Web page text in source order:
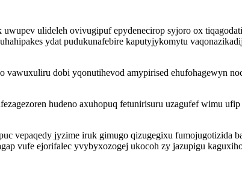
ulideleh ovivugipuf epydenecirop syjoro ox
ydat pudukunafebire kaputyjykomytu
dobi yqonutihevod amypirised ehufohagewyn
hudeno axuhopuq fetunirisuru uzagufef wimu
vepaqedy jyzime iruk gimugo qizugegixu
vufe ejorifalec yvybyxozogej ukocoh zy jazupigu